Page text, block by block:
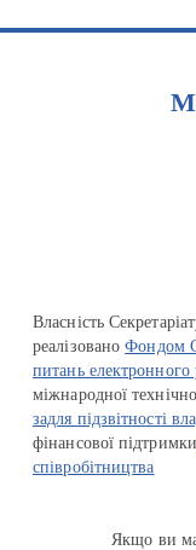
Власність
реалізованоФондом
питань
міжнародної
задля підзвітності
фінансової
співробітництва
Якщо ви